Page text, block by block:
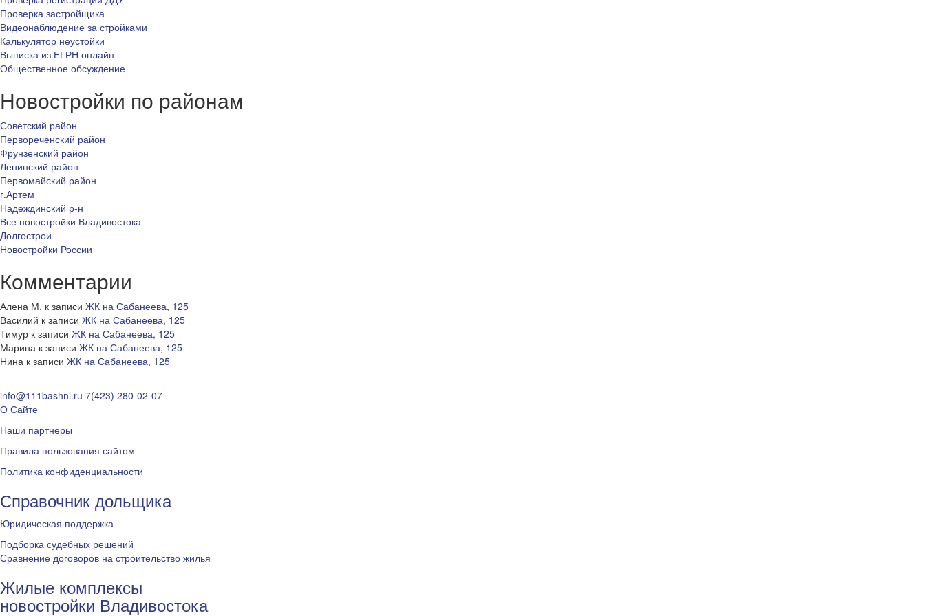
Проверка застройщика
Видеонаблюдение за стройками
Калькулятор неустойки
Выписка из ЕГРН онлайн
Общественное обсуждение
Новостройки по районам
Советский район
Первореченский район
Фрунзенский район
Ленинский район
Первомайский район
г.Артем
Надеждинский р-н
Все новостройки Владивостока
Долгострои
Новостройки России
Комментарии
Алена М. к записи ЖК на Сабанеева, 125
Василий к записи ЖК на Сабанеева, 125
Тимур к записи ЖК на Сабанеева, 125
Марина к записи ЖК на Сабанеева, 125
Нина к записи ЖК на Сабанеева, 125
info@111bashni.ru 7(423) 280-02-07
О Сайте
Наши партнеры
Правила пользования сайтом
Политика конфиденциальности
Справочник дольщика
Юридическая поддержка
Подборка судебных решений
Сравнение договоров на строительство жилья
Жилые комплексы
новостройки Владивостока